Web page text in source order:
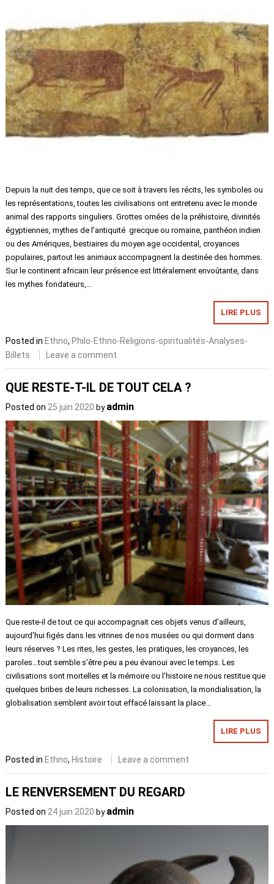
Depuis la nuit des temps, que ce soit à travers les récits, les symboles ou
les représentations, toutes les civilisations ont entretenu avec le monde
animal des rapports singuliers. Grottes ornées de la préhistoire, divinités
égyptiennes, mythes de l’antiquité grecque ou romaine, panthéon indien
ou des Amériques, bestiaires du moyen age occidental, croyances
populaires, partout les animaux accompagnent la destinée des hommes.
Sur le continent africain leur présence est littéralement envoûtante, dans
les mythes fondateurs,…
LIRE PLUS
Posted in Ethno, Philo-Ethno-Religions-spiritualités-Analyses-
Billets
Leave a comment
QUE RESTE-T-IL DE TOUT CELA ?
Posted on25 juin 2020 by admin
Que reste-il de tout ce qui accompagnait ces objets venus d’ailleurs,
aujourd’hui figés dans les vitrines de nos musées ou qui dorment dans
leurs réserves ? Les rites, les gestes, les pratiques, les croyances, les
paroles…tout semble s’être peu a peu évanoui avec le temps. Les
civilisations sont mortelles et la mémoire ou l’histoire ne nous restitue que
quelques bribes de leurs richesses. La colonisation, la mondialisation, la
globalisation semblent avoir tout effacé laissant la place…
LIRE PLUS
Posted in Ethno, Histoire Leave a comment
LE RENVERSEMENT DU REGARD
Posted on 24 juin 2020 by admin